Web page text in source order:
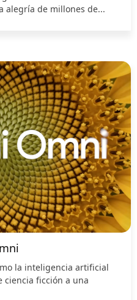
alegría de millones de...
la inteligencia artificial
ciencia ficción a una